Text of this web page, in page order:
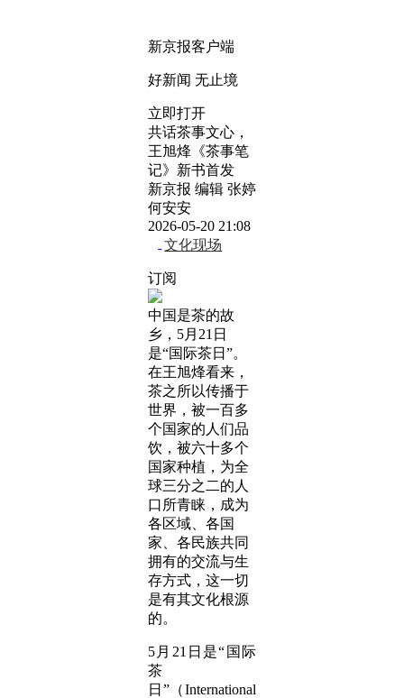
新京报客户端
好新闻 无止境
立即打开
共话茶事文心，
王旭烽《茶事笔
记》新书首发
新京报 编辑 张婷
何安安
2026-05-20 21:08
文化现场
订阅
中国是茶的故
乡，5月21日
是“国际茶日”。
在王旭烽看来，
茶之所以传播于
世界，被一百多
个国家的人们品
饮，被六十多个
国家种植，为全
球三分之二的人
口所青睐，成为
各区域、各国
家、各民族共同
拥有的交流与生
存方式，这一切
是有其文化根源
的。
5月21日是“国际
茶
日”（International